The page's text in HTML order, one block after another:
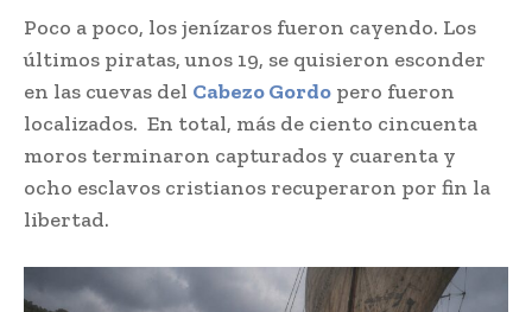
Poco a poco, los jenízaros fueron cayendo. Los
últimos piratas, unos 19, se quisieron esconder
en las cuevas del Cabezo Gordo pero fueron
localizados. En total, más de ciento cincuenta
moros terminaron capturados y cuarenta y
ocho esclavos cristianos recuperaron por fin la
libertad.